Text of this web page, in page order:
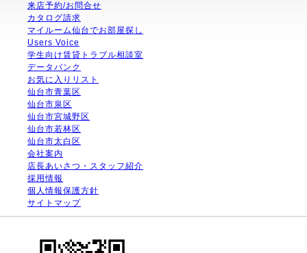
来店予約/お問合せ
カタログ請求
マイルーム仙台でお部屋探し
Users Voice
学生向け賃貸トラブル相談室
データバンク
お気に入りリスト
仙台市青葉区
仙台市泉区
仙台市宮城野区
仙台市若林区
仙台市太白区
会社案内
店長あいさつ・スタッフ紹介
採用情報
個人情報保護方針
サイトマップ